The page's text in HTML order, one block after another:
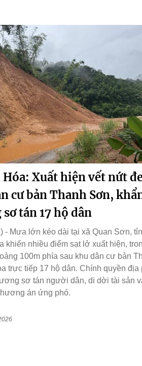
Xuất hiện vết nứt
cư bản Thanh Sơn,
tán 17 hộ dân
- Mưa lớn kéo dài tại xã Quan Sơn,
khiến nhiều điểm sạt lở xuất hiện,
100m phía sau khu dân cư bản
trực tiếp 17 hộ dân. Chính quyền
sơ tán người dân, di dời tài sản
án ứng phó.